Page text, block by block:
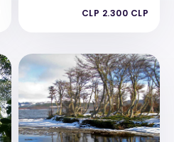
CLP 2.300 CLP